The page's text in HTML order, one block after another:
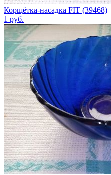
Корщётка-насадка FIT (39468)
1 руб.